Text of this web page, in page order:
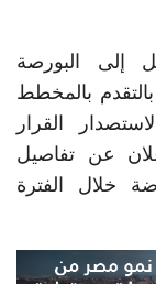
إلى البورصة
بالمخطط
للمشروع في يناير 2025 لاستصدار القرار
عن تفاصيل
خلال الفترة